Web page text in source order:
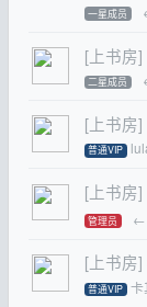
一星成员
[上书房]
二星成员
[上书房]
普通VIP
[上书房]
管理员 ←
[上书房]
普通VIP 卡